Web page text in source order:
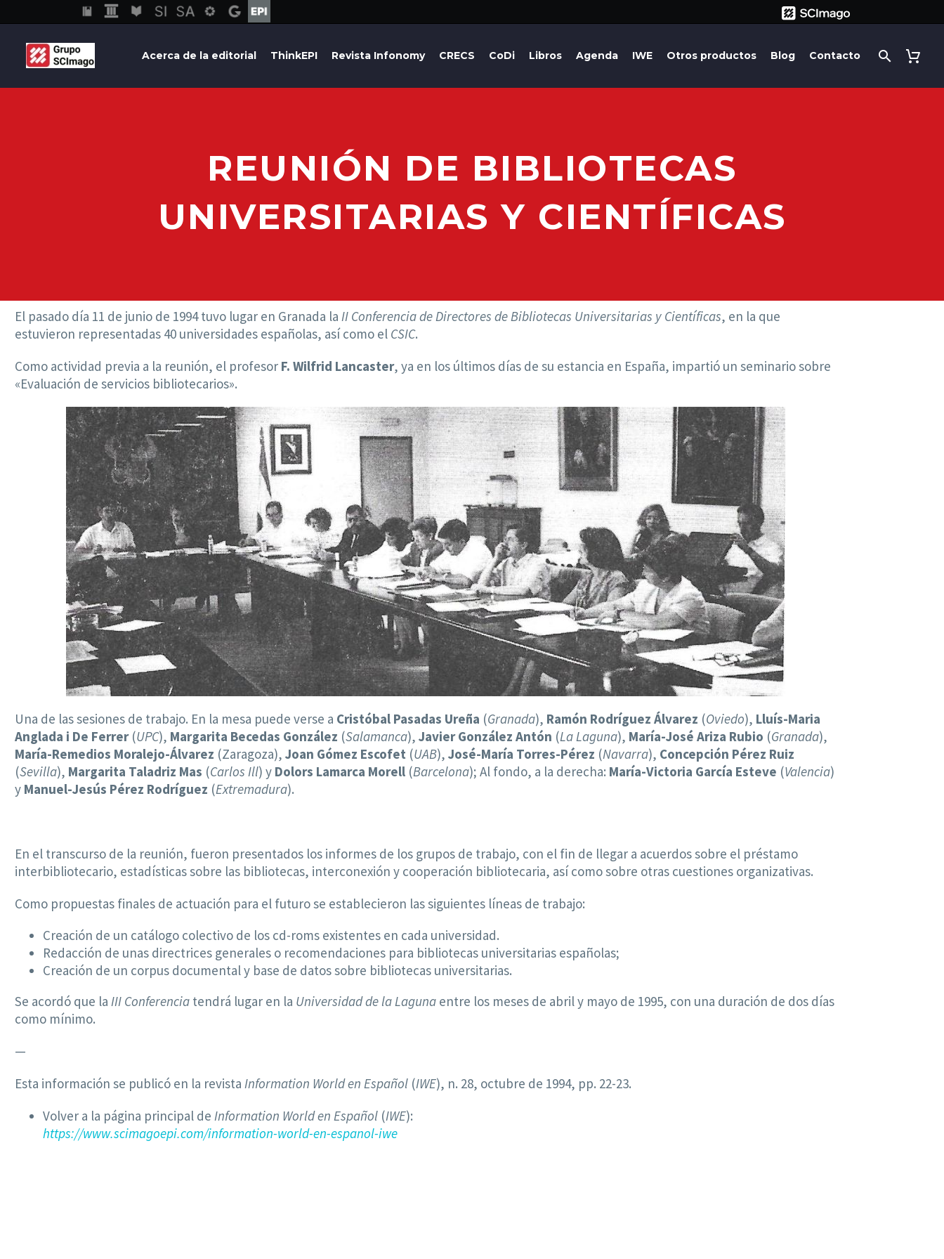
Acerca de la editorial ThinkEPI Revista Infonomy CRECS CoDi Libros Agenda IWE Otros productos Blog Contacto
REUNIÓN DE BIBLIOTECAS
UNIVERSITARIAS Y CIENTÍFICAS
El pasado día 11 de junio de 1994 tuvo lugar en Granada la II Conferencia de Directores de Bibliotecas Universitarias y Científicas, en la que
estuvieron representadas 40 universidades españolas, así como el CSIC.
Como actividad previa a la reunión, el profesor F. Wilfrid Lancaster, ya en los últimos días de su estancia en España, impartió un seminario sobre
«Evaluación de servicios bibliotecarios».
Una de las sesiones de trabajo. En la mesa puede verse a Cristóbal Pasadas Ureña (Granada), Ramón Rodríguez Álvarez (Oviedo), Lluís-Maria
Anglada i De Ferrer(UPC), Margarita Becedas González (Salamanca), Javier González Antón (La Laguna), María-José Ariza Rubio (Granada),
María-Remedios Moralejo-Álvarez (Zaragoza), Joan Gómez Escofet (UAB), José-María Torres-Pérez (Navarra), Concepción Pérez Ruiz
(Sevilla), Margarita Taladriz Mas (Carlos Ill) y Dolors Lamarca Morell (Barcelona); Al fondo, a la derecha: María-Victoria García Esteve (Valencia)
y Manuel-Jesús Pérez Rodríguez (Extremadura).
En el transcurso de la reunión, fueron presentados los informes de los grupos de trabajo, con el fin de llegar a acuerdos sobre el préstamo
interbibliotecario, estadísticas sobre las bibliotecas, interconexión y cooperación bibliotecaria, así como sobre otras cuestiones organizativas.
Como propuestas finales de actuación para el futuro se establecieron las siguientes líneas de trabajo:
Creación de un catálogo colectivo de los cd-roms existentes en cada universidad.
Redacción de unas directrices generales o recomendaciones para bibliotecas universitarias españolas;
Creación de un corpus documental y base de datos sobre bibliotecas universitarias.
Se acordó que la III Conferencia tendrá lugar en la Universidad de la Laguna entre los meses de abril y mayo de 1995, con una duración de dos días
como mínimo.
—
Esta información se publicó en la revista Information World en Español (IWE), n. 28, octubre de 1994, pp. 22-23.
Volver a la página principal de Information World en Español (IWE):
https://www.scimagoepi.com/information-world-en-espanol-iwe